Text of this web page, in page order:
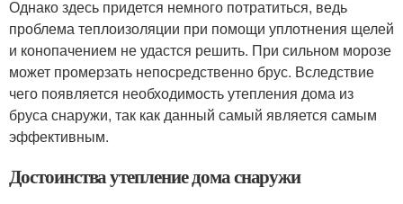
Однако здесь придется немного потратиться, ведь
проблема теплоизоляции при помощи уплотнения щелей
и конопачением не удастся решить. При сильном морозе
может промерзать непосредственно брус. Вследствие
чего появляется необходимость утепления дома из
бруса снаружи, так как данный самый является самым
эффективным.
Достоинства утепление дома снаружи